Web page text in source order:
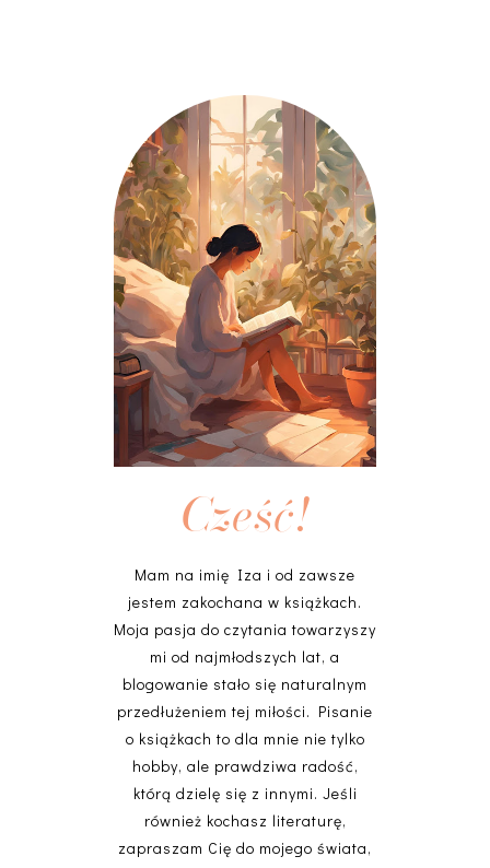
Cześć!
Mam na imię Iza i od zawsze
jestem zakochana w książkach.
Moja pasja do czytania towarzyszy
mi od najmłodszych lat, a
blogowanie stało się naturalnym
przedłużeniem tej miłości. Pisanie
o książkach to dla mnie nie tylko
hobby, ale prawdziwa radość,
którą dzielę się z innymi. Jeśli
również kochasz literaturę,
zapraszam Cię do mojego świata,